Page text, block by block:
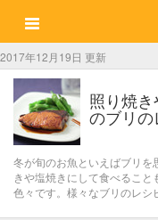
2017年12月19日 更新
照り焼
のブリ
冬が旬のお魚といえばブリ
きや塩焼きにして食べるこ
色々です。様々なブリのレシ